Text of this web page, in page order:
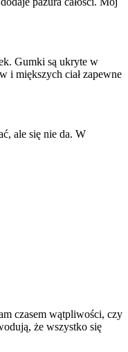
Gumki są ukryte w
i miększych ciał zapewne
ale się nie da. W
czasem wątpliwości, czy
że wszystko się